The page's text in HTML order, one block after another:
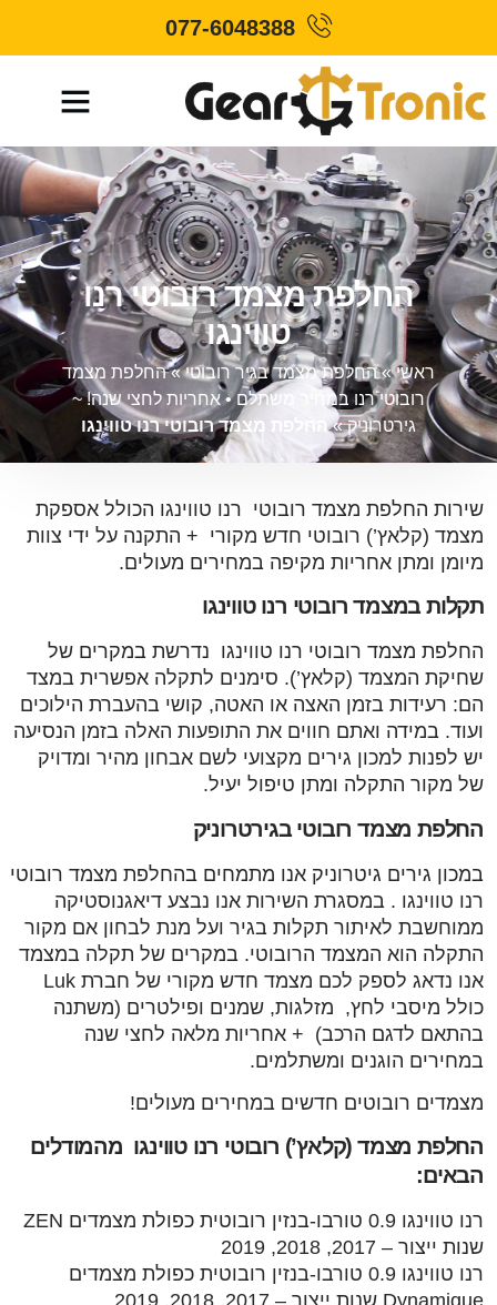
077-6048388
החלפת מצמד רובוטי רנו
טווינגו
ראשי»החלפת מצמד בגיר רובוטי»החלפת מצמד
רובוטי רנו במחיר משתלם • אחריות לחצי שנה! ~
גירטרוניק»החלפת מצמד רובוטי רנו טווינגו
שירות החלפת מצמד רובוטי רנו טווינגו הכולל אספקת
מצמד (קלאץ’) רובוטי חדש מקורי + התקנה על ידי צוות
מיומן ומתן אחריות מקיפה במחירים מעולים.
תקלות במצמד רובוטי רנו טווינגו
החלפת מצמד רובוטי רנו טווינגו נדרשת במקרים של
שחיקת המצמד (קלאץ’). סימנים לתקלה אפשרית במצד
הם: רעידות בזמן האצה או האטה, קושי בהעברת הילוכים
ועוד. במידה ואתם חווים את התופעות האלה בזמן הנסיעה
יש לפנות למכון גירים מקצועי לשם אבחון מהיר ומדויק
של מקור התקלה ומתן טיפול יעיל.
החלפת מצמד רובוטי בגירטרוניק
במכון גירים גיטרוניק אנו מתמחים בהחלפת מצמד רובוטי
רנו טווינגו . במסגרת השירות אנו נבצע דיאגנוסטיקה
ממוחשבת לאיתור תקלות בגיר ועל מנת לבחון אם מקור
התקלה הוא המצמד הרובוטי. במקרים של תקלה במצמד
אנו נדאג לספק לכם מצמד חדש מקורי של חברת Luk
כולל מיסבי לחץ, מזלגות, שמנים ופילטרים (משתנה
בהתאם לדגם הרכב) + אחריות מלאה לחצי שנה
במחירים הוגנים ומשתלמים.
מצמדים רובוטים חדשים במחירים מעולים!
החלפת מצמד (קלאץ’) רובוטי רנו טווינגו מהמודלים
הבאים:
רנו טווינגו 0.9 טורבו-בנזין רובוטית כפולת מצמדים ZEN
שנות ייצור – 2017, 2018, 2019
רנו טווינגו 0.9 טורבו-בנזין רובוטית כפולת מצמדים